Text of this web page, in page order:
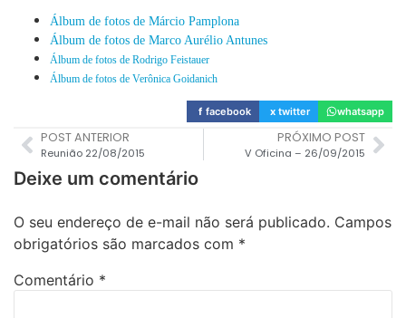
Álbum de fotos de Márcio Pamplona
Álbum de fotos de Marco Aurélio Antunes
Álbum de fotos de Rodrigo Feistauer
Álbum de fotos de Verônica Goidanich
f facebook x twitter whatsapp
POST ANTERIOR
Reunião 22/08/2015
PRÓXIMO POST
V Oficina – 26/09/2015
Deixe um comentário
O seu endereço de e-mail não será publicado. Campos
obrigatórios são marcados com *
Comentário *